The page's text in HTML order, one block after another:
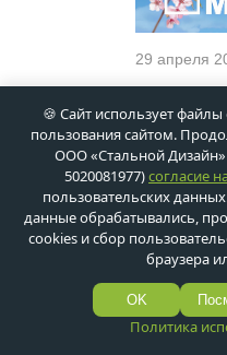
29 апреля
Мир, Труд,
с
6 марта
🍪 Сайт использует
пользования сайтом.
ООО «Стальной
5020081977)согласие
пользовательских
данные обрабатывались,
cookies и сбор
браузера
OK
Политика